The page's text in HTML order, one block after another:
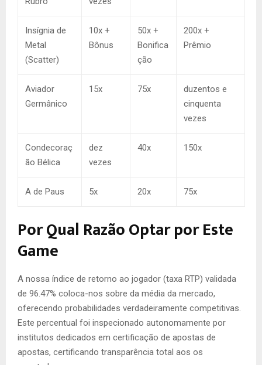
Insígnia de
Metal
(Scatter)
10x +
Bônus
50x +
Bonifica
ção
200x +
Prêmio
Aviador
Germânico
15x 75x
duzentos e
cinquenta
vezes
Condecoraç
ão Bélica
dez
vezes
40x 150x
A de Paus 5x 20x 75x
Por Qual Razão Optar por Este
Game
A nossa índice de retorno ao jogador (taxa RTP) validada
de 96.47% coloca-nos sobre da média da mercado,
oferecendo probabilidades verdadeiramente competitivas.
Este percentual foi inspecionado autonomamente por
institutos dedicados em certificação de apostas de
apostas, certificando transparência total aos os